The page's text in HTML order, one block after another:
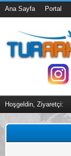
Ana Sayfa Portal
Hoşgeldin, Ziyaretçi: